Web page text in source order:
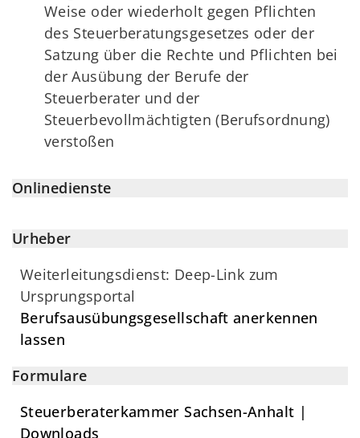
Weise oder wiederholt gegen Pflichten
des Steuerberatungsgesetzes oder der
Satzung über die Rechte und Pflichten bei
der Ausübung der Berufe der
Steuerberater und der
Steuerbevollmächtigten (Berufsordnung)
verstoßen
Onlinedienste
Urheber
Weiterleitungsdienst: Deep-Link zum
Ursprungsportal
Berufsausübungsgesellschaft anerkennen
lassen
Formulare
Steuerberaterkammer Sachsen-Anhalt |
Downloads